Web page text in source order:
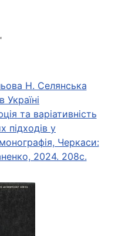
Н. Селянська
Україні
та варіативність
підходів у
Черкаси:
2024. 208с.